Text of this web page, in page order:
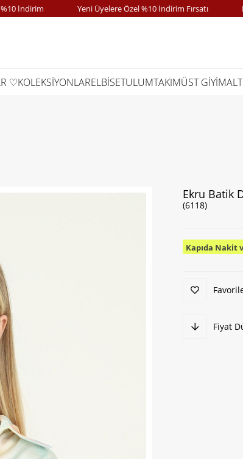
Yeni Üyelere Özel %10 İndirim Fırsatı
♡KOLEKSİYONLARELBİSETULUMTAKIMÜST GİYİM
Ekru Batik
(6118)
Kapıda Nakit
Fiyat